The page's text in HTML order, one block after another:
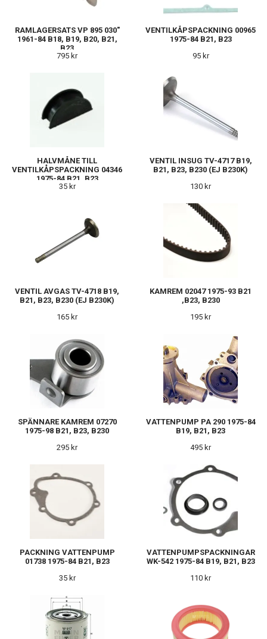
RAMLAGERSATS VP 895 030"
1961-84 B18, B19, B20, B21,
B23
795 kr
VENTILKÅPSPACKNING 00965
1975-84 B21, B23
95 kr
HALVMÅNE TILL
VENTILKÅPSPACKNING 04346
1975-84 B21, B23
35 kr
VENTIL INSUG TV-4717 B19,
B21, B23, B230 (EJ B230K)
130 kr
VENTIL AVGAS TV-4718 B19,
B21, B23, B230 (EJ B230K)
165 kr
KAMREM 02047 1975-93 B21
,B23, B230
195 kr
SPÄNNARE KAMREM 07270
1975-98 B21, B23, B230
295 kr
VATTENPUMP PA 290 1975-84
B19, B21, B23
495 kr
PACKNING VATTENPUMP
01738 1975-84 B21, B23
35 kr
VATTENPUMPSPACKNINGAR
WK-542 1975-84 B19, B21, B23
110 kr